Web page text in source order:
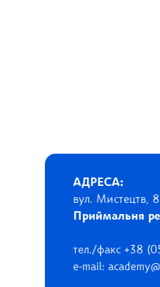
АДРЕСА:
вул. Мистецтв,
Приймальня
тел./факс +38
e-mail: